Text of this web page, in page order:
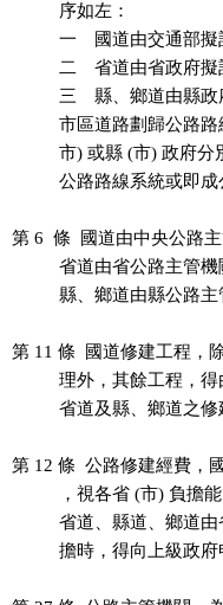
          序如左：
一　國道由交通
二　省道由省政
三　縣、鄉道由
市區道路劃歸公
市) 或縣 (市)
公路路線系統或
第 6  條  國道由中央公路主
省道由省公路主管
縣、鄉道由縣公路
第 11 條  國道修建工程，
理外，其餘工程，
省道及縣、鄉道
第 12 條  公路修建經費，
，視各省 (市) 負擔
省道、縣道、鄉
擔時，得向上級政